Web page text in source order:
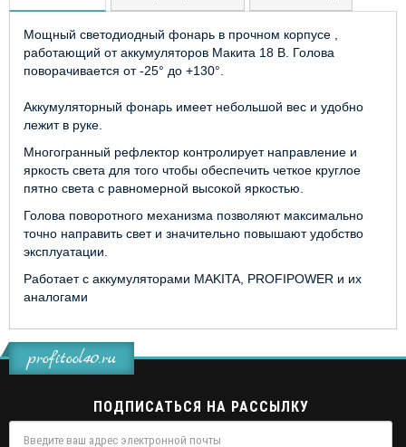
Мощный светодиодный фонарь в прочном корпусе ,
работающий от аккумуляторов Макита 18 В. Голова
поворачивается от -25° до +130°.
Аккумуляторный фонарь имеет небольшой вес и удобно
лежит в руке.
Многогранный рефлектор контролирует направление и
яркость света для того чтобы обеспечить четкое круглое
пятно света с равномерной высокой яркостью.
Голова поворотного механизма позволяют максимально
точно направить свет и значительно повышают удобство
эксплуатации.
Работает с аккумуляторами MAKITA, PROFIPOWER и их
аналогами
profitool40.ru
ПОДПИСАТЬСЯ НА РАССЫЛКУ